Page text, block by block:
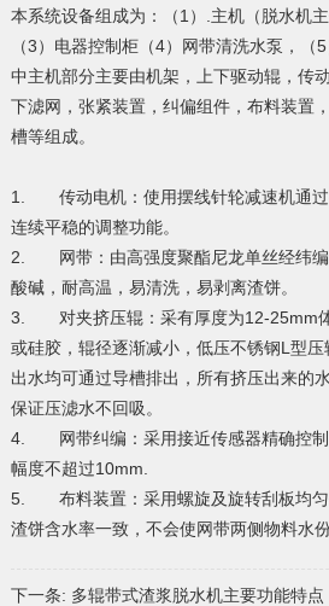
本系统设备组成为：（1）.主机（脱水机
（3）电器控制柜（4）网带清洗水泵，（
中主机部分主要由机架，上下驱动辊，传
下滤网，张紧装置，纠偏组件，布料装置
槽等组成。
1. 传动电机：使用摆线针轮减速机通过
连续平稳的调整功能。
2. 网带：由高强度聚酯尼龙单丝经纬编
酸碱，耐高温，易清洗，易剥离渣饼。
3. 对夹挤压辊：采有厚度为12-25mm
或硅胶，辊径逐渐减小，低压不锈钢L型
出水均可通过导槽排出，所有挤压出来的
保证压滤水不回吸。
4. 网带纠编：采用接近传感器精确控制
幅度不超过10mm.
5. 布料装置：采用螺旋及旋转刮板均匀
渣饼含水率一致，不会使网带两侧物料水份
下一条: 多辊带式渣浆脱水机主要功能特点